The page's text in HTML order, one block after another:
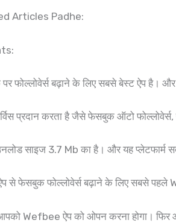
Articles Padhe:
फोल्लोवेर्स बढ़ाने के लिए सबसे बेस्ट ऐप है।
प्रदान करता है जैसे फेसबुक ऑटो
साइज 3.7 Mb का है। और यह प्लेटफार्म
से फेसबुक फोल्लोवेर्स बढ़ाने के लिए सबसे पहले
Wefbee ऐप को ओपन करना होगा।